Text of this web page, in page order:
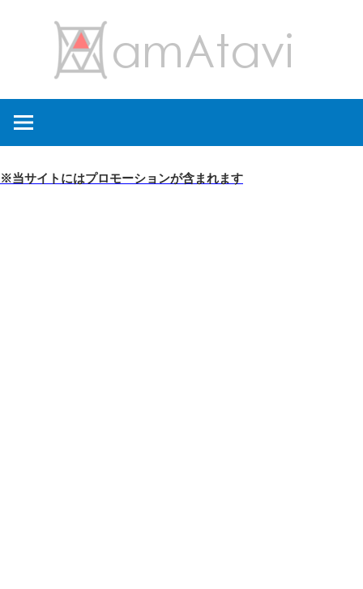
キ
を
→
※当サイトにはプロモーションが含まれます